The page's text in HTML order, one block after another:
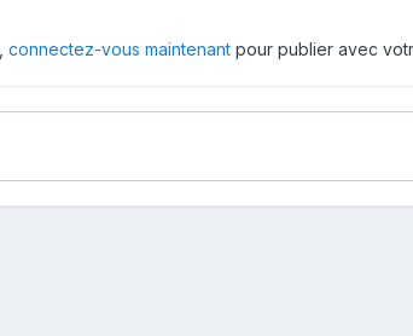
connectez-vous maintenant pour publier avec